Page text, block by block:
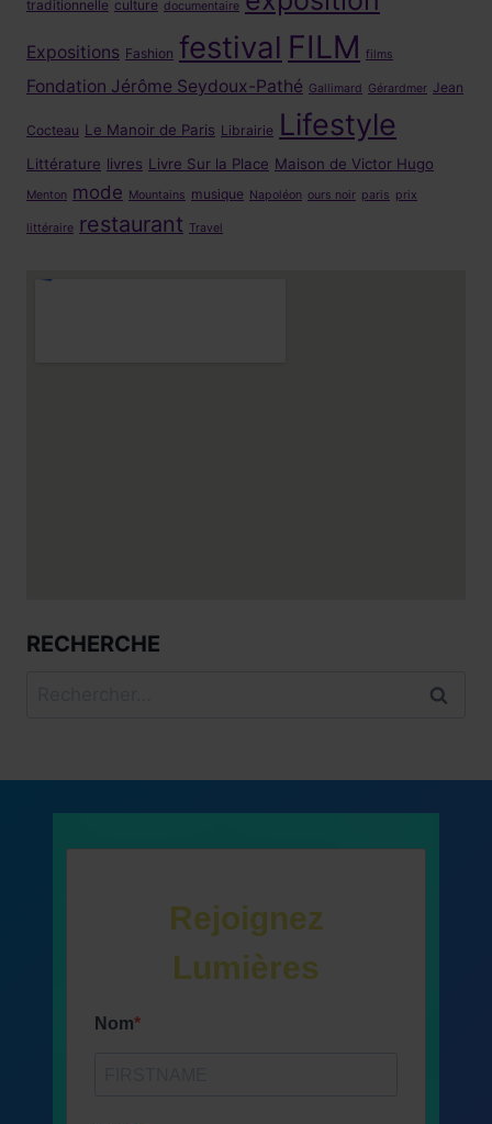
traditionnelle culture documentaire
Expositions Fashion festival FILM films
Fondation Jérôme Seydoux-Pathé Gallimard Gérardmer Jean
Cocteau Le Manoir de Paris Librairie Lifestyle
Littérature livres Livre Sur la Place Maison de Victor Hugo
Menton mode Mountains musique Napoléon ours noir paris prix
littéraire restaurant Travel
RECHERCHE
Rejoignez
Lumières
Nom